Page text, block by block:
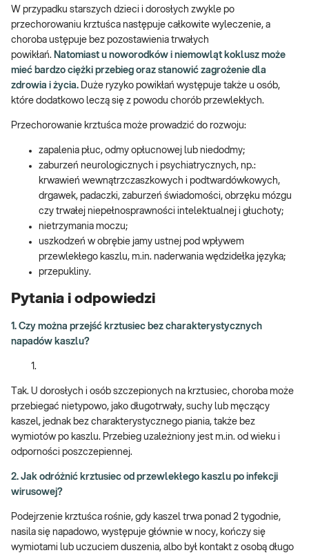
W przypadku starszych dzieci i dorosłych zwykle po
przechorowaniu krztuśca następuje całkowite wyleczenie, a
choroba ustępuje bez pozostawienia trwałych
powikłań. Natomiast u noworodków i niemowląt koklusz może
mieć bardzo ciężki przebieg oraz stanowić zagrożenie dla
zdrowia i życia. Duże ryzyko powikłań występuje także u osób,
które dodatkowo leczą się z powodu chorób przewlekłych.
Przechorowanie krztuśca może prowadzić do rozwoju:
zapalenia płuc, odmy opłucnowej lub niedodmy;
zaburzeń neurologicznych i psychiatrycznych, np.:
krwawień wewnątrzczaszkowych i podtwardówkowych,
drgawek, padaczki, zaburzeń świadomości, obrzęku mózgu
czy trwałej niepełnosprawności intelektualnej i głuchoty;
nietrzymania moczu;
uszkodzeń w obrębie jamy ustnej pod wpływem
przewlekłego kaszlu, m.in. naderwania wędzidełka języka;
przepukliny.
Pytania i odpowiedzi
1. Czy można przejść krztusiec bez charakterystycznych
napadów kaszlu?
Tak. U dorosłych i osób szczepionych na krztusiec, choroba może
przebiegać nietypowo, jako długotrwały, suchy lub męczący
kaszel, jednak bez charakterystycznego piania, także bez
wymiotów po kaszlu. Przebieg uzależniony jest m.in. od wieku i
odporności poszczepiennej.
2. Jak odróżnić krztusiec od przewlekłego kaszlu po infekcji
wirusowej?
Podejrzenie krztuśca rośnie, gdy kaszel trwa ponad 2 tygodnie,
nasila się napadowo, występuje głównie w nocy, kończy się
wymiotami lub uczuciem duszenia, albo był kontakt z osobą długo